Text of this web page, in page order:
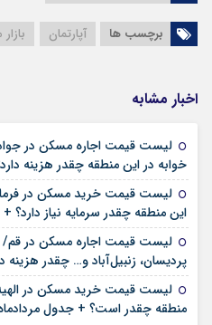
برچسب ها آپارتمان
اخبار مشابه
خوابه در این منطقه چقدر هزینه دارد؟
این منطقه چقدر سرمایه نیاز دارد؟ +
لیست قیمت اجاره مسکن در قم/
پردیسان، زنبیل‌آباد و… چقدر
لیست قیمت خرید مسکن در
منطقه چقدر است؟ + جدول مردادماه